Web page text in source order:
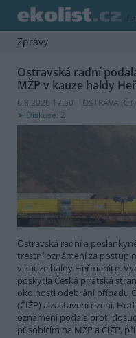
/
Zprávy
Ostravská radní
MŽP v kauze haldy
6.8.2026 17:50 | OSTRAVA (
Diskuse: 2
Ostravská radní a
trestní oznámení za postup
v kauze haldy Heřmanice.
poskytla Česká pirátská
okolnosti odebrání případu
(ČIŽP) a zastavení řízení.
oznámení podala proti
působícím na MŽP a ČIŽP,